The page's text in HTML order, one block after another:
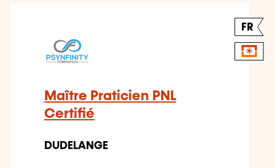
FR
Maître Praticien PNL
Certifié
DUDELANGE